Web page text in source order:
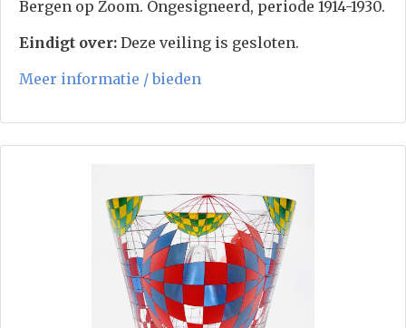
Bergen op Zoom. Ongesigneerd, periode 1914-1930.
Eindigt over: Deze veiling is gesloten.
Meer informatie / bieden